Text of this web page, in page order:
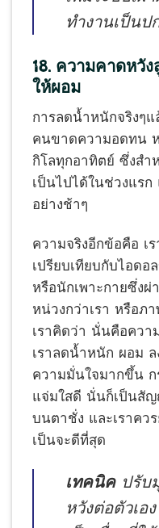
ทำงานเป็นป
18. ความคาดหวัง
ให้ผอม
การลดน้ำหนักจริงๆ
คนขาดความอดทน ห
กิโลทุกอาทิตย์ ซึ่งส
เป็นไปได้ในช่วงแร
อย่างช้าๆ
ความจริงอีกข้อคือ เร
เปรียบเทียบกับไอดอ
หรือนักเพาะกายซึ่ง
หน่วงกว่าเรา หรือภ
เราคิดว่า นั่นคือควา
เราลดน้ำหนัก ผอม ล
ความมั่นใจมากขึ้น ก
แจ่มใสดี นั่นก็เป็นสั
บนตาชั่ง และเราคว
เป็นจะดีที่สุด
เทคนิค ปรับ
หวังต่อตัวเอ